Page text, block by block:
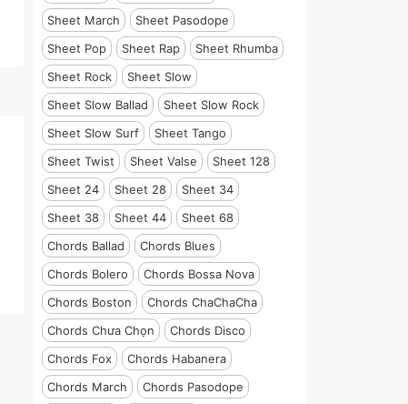
Sheet March
Sheet Pasodope
Sheet Pop
Sheet Rap
Sheet Rhumba
Sheet Rock
Sheet Slow
Sheet Slow Ballad
Sheet Slow Rock
Sheet Slow Surf
Sheet Tango
Sheet Twist
Sheet Valse
Sheet 128
Sheet 24
Sheet 28
Sheet 34
Sheet 38
Sheet 44
Sheet 68
Chords Ballad
Chords Blues
Chords Bolero
Chords Bossa Nova
Chords Boston
Chords ChaChaCha
Chords Chưa Chọn
Chords Disco
Chords Fox
Chords Habanera
Chords March
Chords Pasodope